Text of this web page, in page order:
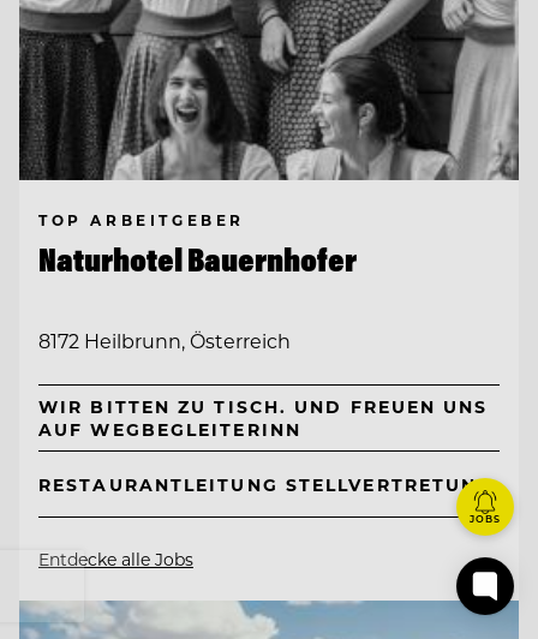
TOP ARBEITGEBER
Naturhotel Bauernhofer
8172 Heilbrunn, Österreich
WIR BITTEN ZU TISCH. UND FREUEN UNS
AUF WEGBEGLEITERINN
RESTAURANTLEITUNG STELLVERTRETUNG
Entdecke alle Jobs
JOBS